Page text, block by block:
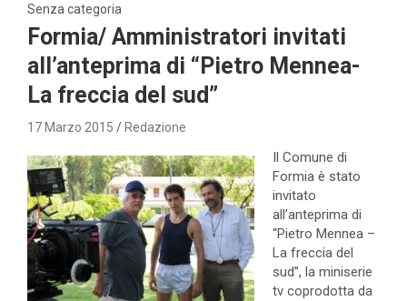
Senza categoria
Formia/ Amministratori invitati
all’anteprima di “Pietro Mennea-
La freccia del sud”
17 Marzo 2015 Redazione
Il Comune di
Formia è stato
invitato
all’anteprima di
“Pietro Mennea –
La freccia del
sud”, la miniserie
tv coprodotta da